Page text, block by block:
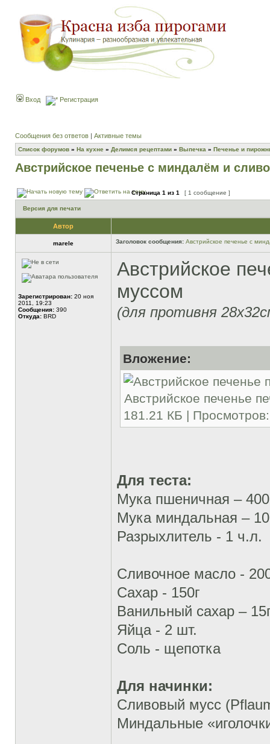
Вход Регистрация
Сообщения без ответов | Активные темы
Список форумов » На кухне » Делимся рецептами » Выпечка » Печенье и
Австрийское печенье с миндалём и
Страница 1 из 1 [ 1 сообщение ]
Версия для печати
Автор
marele Заголовок сообщения: Австрийское печенье с
Зарегистрирован: 20 ноя
2011, 19:23
Сообщения: 390
Откуда: BRD
Австрийское
муссом
(для противня
Вложение:
Австрийское печенье
181.21 КБ |
Для теста:
Мука пшеничная –
Мука миндальная –
Разрыхлитель - 1 ч.л.
Сливочное масло -
Сахар - 150г
Ванильный сахар –
Яйца - 2 шт.
Соль - щепотка
Для начинки:
Сливовый мусс
Миндальные